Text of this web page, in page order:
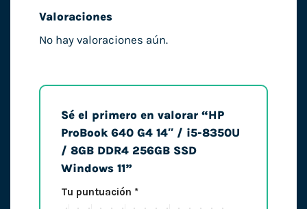
Valoraciones
No hay valoraciones aún.
Sé el primero en valorar “HP
ProBook 640 G4 14″ / i5-8350U
/ 8GB DDR4 256GB SSD
Windows 11”
Tu puntuación *